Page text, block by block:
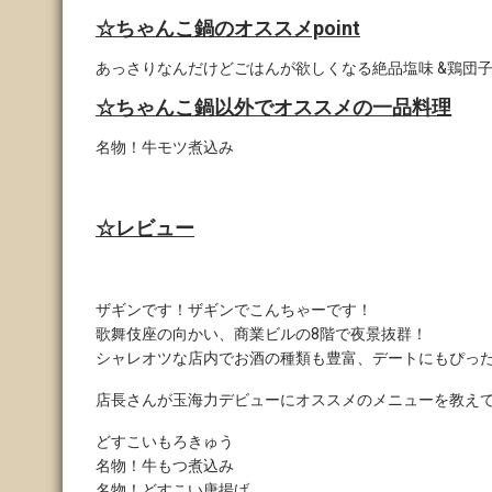
☆ちゃんこ鍋のオススメpoint
あっさりなんだけどごはんが欲しくなる絶品塩味 &鶏団子
☆ちゃんこ鍋以外でオススメの一品料理
名物！牛モツ煮込み
☆レビュー
ザギンです！ザギンでこんちゃーです！
歌舞伎座の向かい、商業ビルの8階で夜景抜群！
シャレオツな店内でお酒の種類も豊富、デートにもぴっ
店長さんが玉海力デビューにオススメのメニューを教え
どすこいもろきゅう
名物！牛もつ煮込み